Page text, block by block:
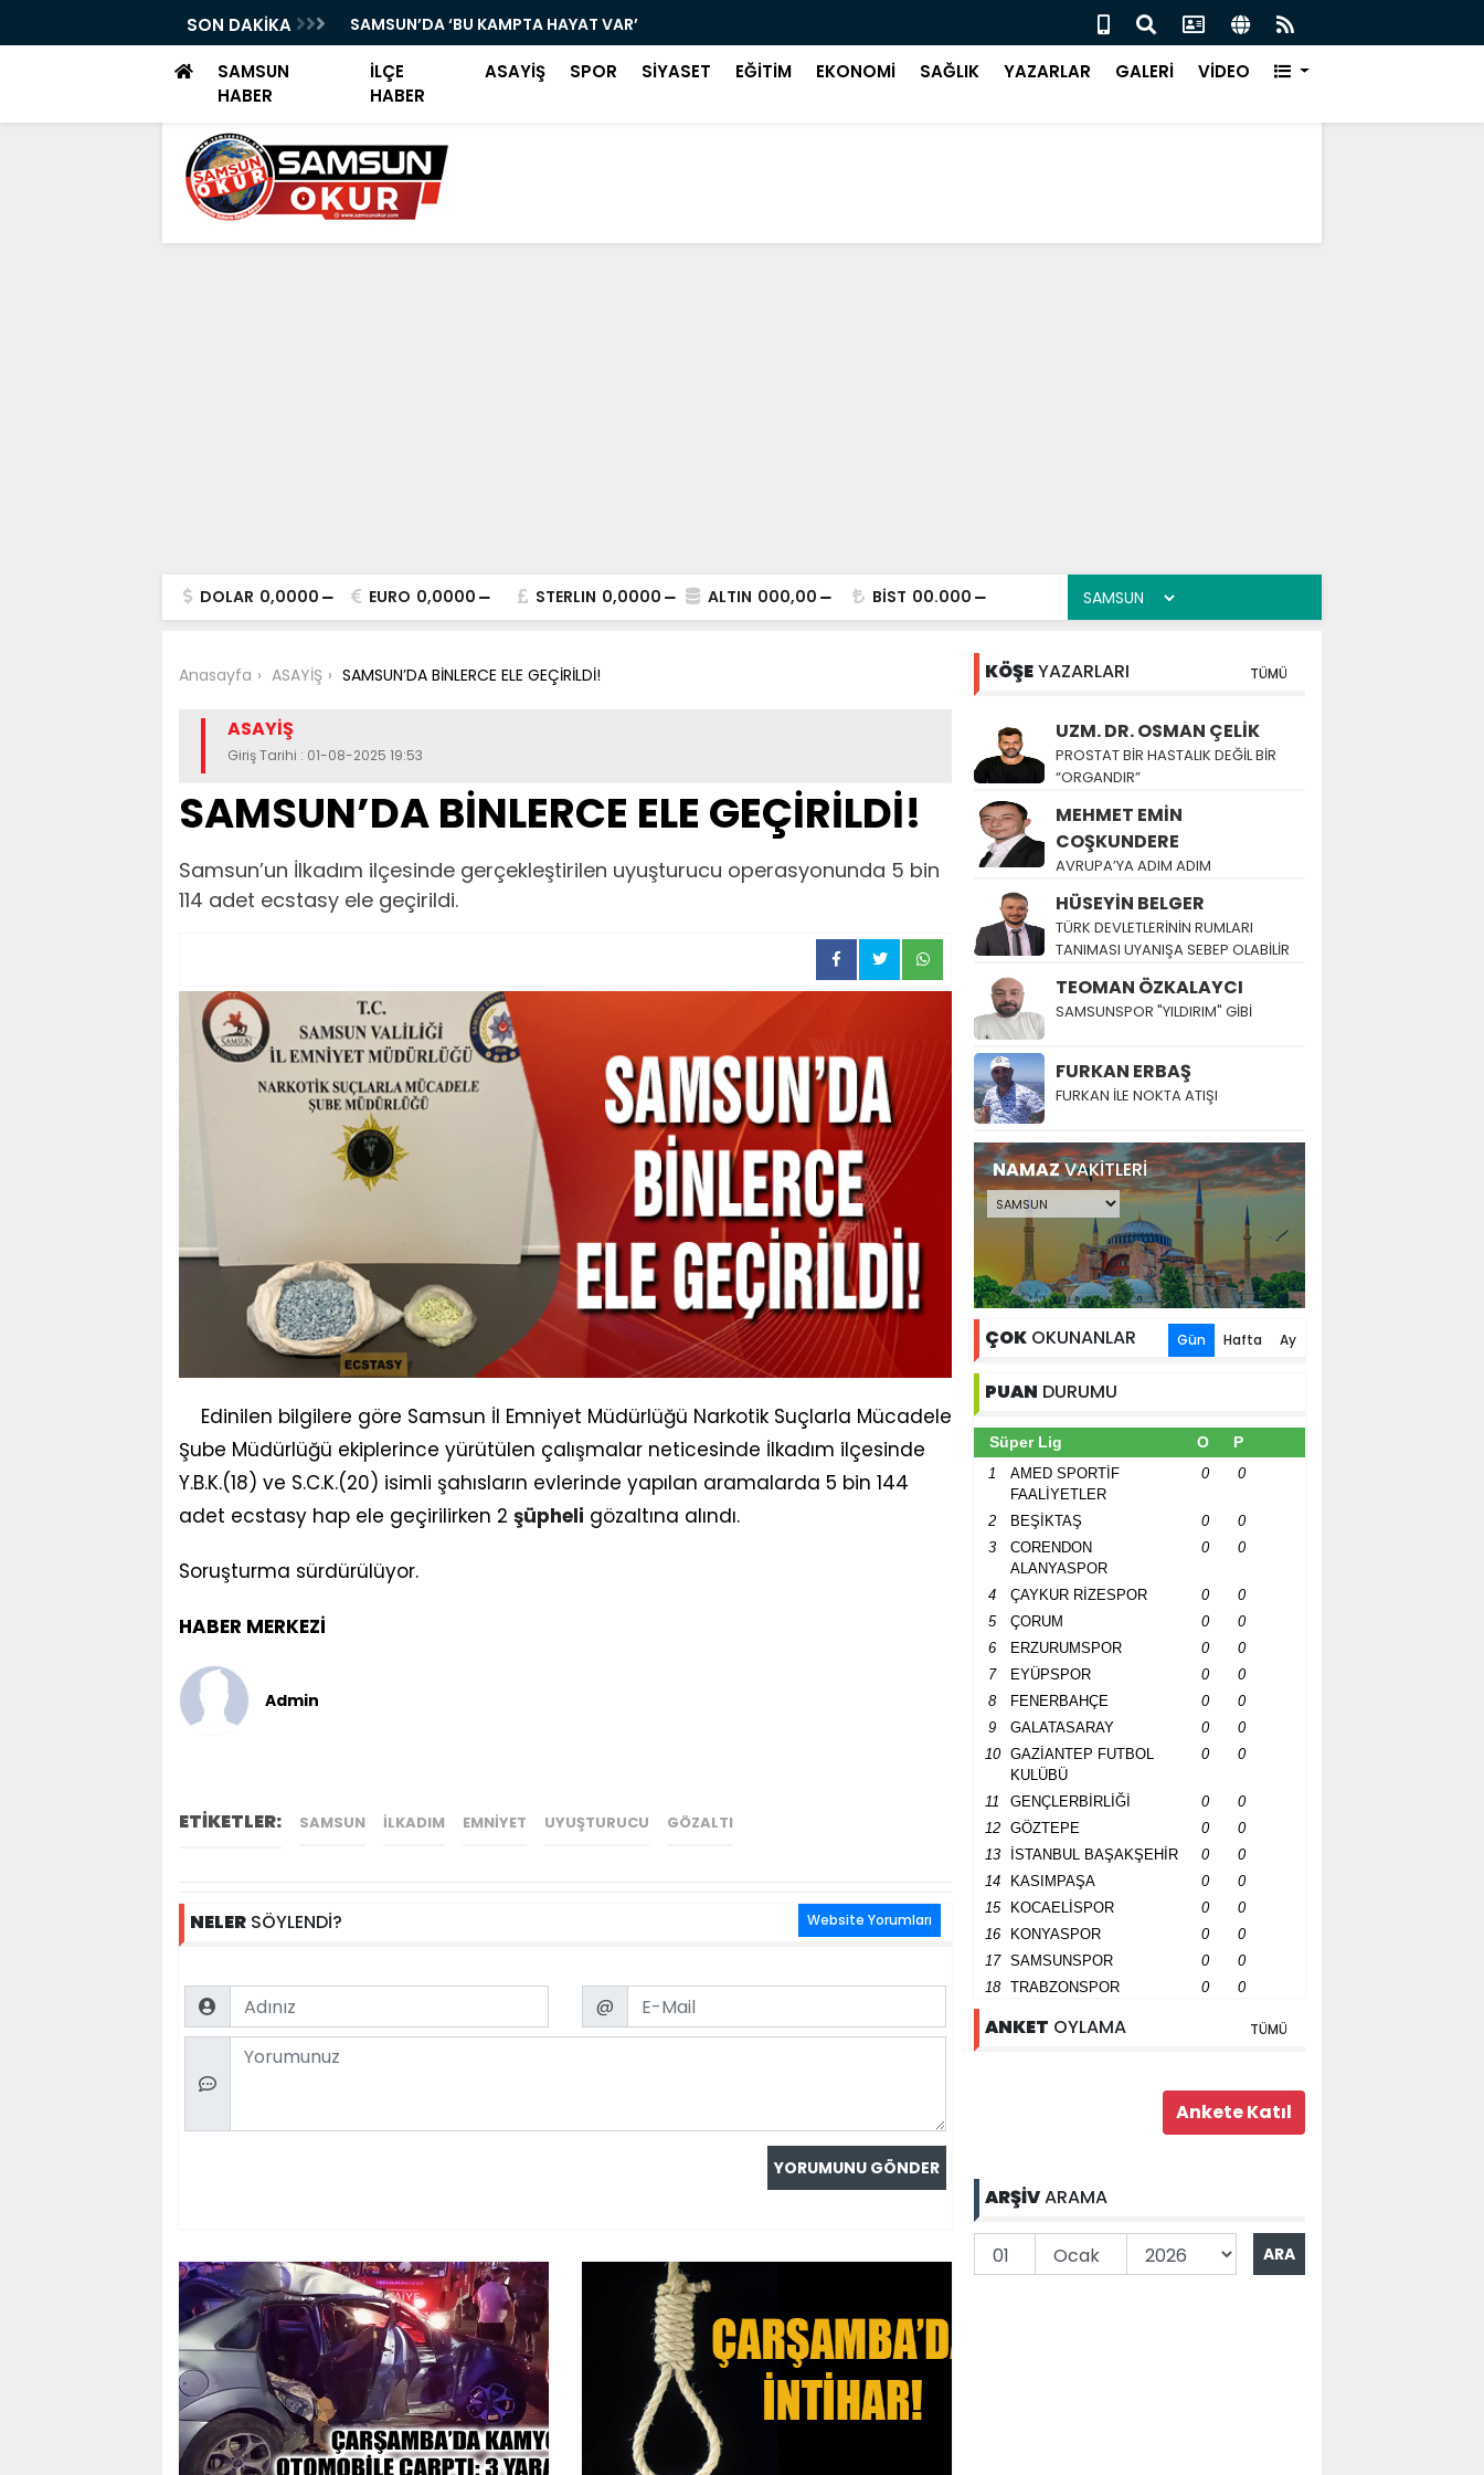
SON DAKİKA
MAHALLELER GÜVENDE SAMSUN’DA ‘BU KAMPTA HAYAT VAR’ SALIPAZARISPOR’DA KARAOĞLU DÖNEMİ
SAMSUN
HABER
İLÇE
HABER
ASAYİŞ SPOR SİYASET EĞİTİM EKONOMİ SAĞLIK YAZARLAR GALERİ VİDEO
DOLAR 0,0000 EURO 0,0000 STERLIN 0,0000 ALTIN 000,00 BİST 00.000
Anasayfa ASAYİŞ SAMSUN’DA BİNLERCE ELE GEÇİRİLDİ!
ASAYİŞ
Giriş Tarihi : 01-08-2025 19:53
SAMSUN’DA BİNLERCE ELE GEÇİRİLDİ!
Samsun’un İlkadım ilçesinde gerçekleştirilen uyuşturucu operasyonunda 5 bin
114 adet ecstasy ele geçirildi.
Edinilen bilgilere göre Samsun İl Emniyet Müdürlüğü Narkotik Suçlarla Mücadele
Şube Müdürlüğü ekiplerince yürütülen çalışmalar neticesinde İlkadım ilçesinde
Y.B.K.(18) ve S.C.K.(20) isimli şahısların evlerinde yapılan aramalarda 5 bin 144
adet ecstasy hap ele geçirilirken 2 şüpheli gözaltına alındı.
Soruşturma sürdürülüyor.
HABER MERKEZİ
Admin
ETİKETLER: SAMSUN ILKADIM EMNIYET UYUŞTURUCU GÖZALTI
NELER SÖYLENDİ? Website Yorumları
Name Email
@
Comment
KÖŞEYAZARLARI TÜMÜ
UZM. DR. OSMAN ÇELİK
PROSTAT BİR HASTALIK DEĞİL BİR
“ORGANDIR”
MEHMET EMİN
COŞKUNDERE
AVRUPA’YA ADIM ADIM
HÜSEYİN BELGER
TÜRK DEVLETLERİNİN RUMLARI
TANIMASI UYANIŞA SEBEP OLABİLİR
TEOMAN ÖZKALAYCI
SAMSUNSPOR "YILDIRIM" GİBİ
FURKAN ERBAŞ
FURKAN İLE NOKTA ATIŞI
NAMAZVAKİTLERİ
ÇOK OKUNANLAR Gün Hafta Ay
PUAN DURUMU
Süper Lig O P
1
AMED SPORTİF
FAALİYETLER
0 0
2 BEŞİKTAŞ 0
0
3
CORENDON
ALANYASPOR
0 0
4 ÇAYKUR RİZESPOR 0
0
5
ÇORUM 0
0
6
ERZURUMSPOR 0
0
7
EYÜPSPOR 0
0
8
FENERBAHÇE 0
0
9
GALATASARAY 0
0
10
GAZİANTEP FUTBOL
KULÜBÜ
0 0
11 GENÇLERBİRLİĞİ 0
0
12
GÖZTEPE 0
0
13
İSTANBUL BAŞAKŞEHİR 0
0
14
KASIMPAŞA 0
0
15
KOCAELİSPOR 0
0
16
KONYASPOR 0
0
17
SAMSUNSPOR 0
0
18
TRABZONSPOR 0 0
ANKET OYLAMA TÜMÜ
ARŞİVARAMA